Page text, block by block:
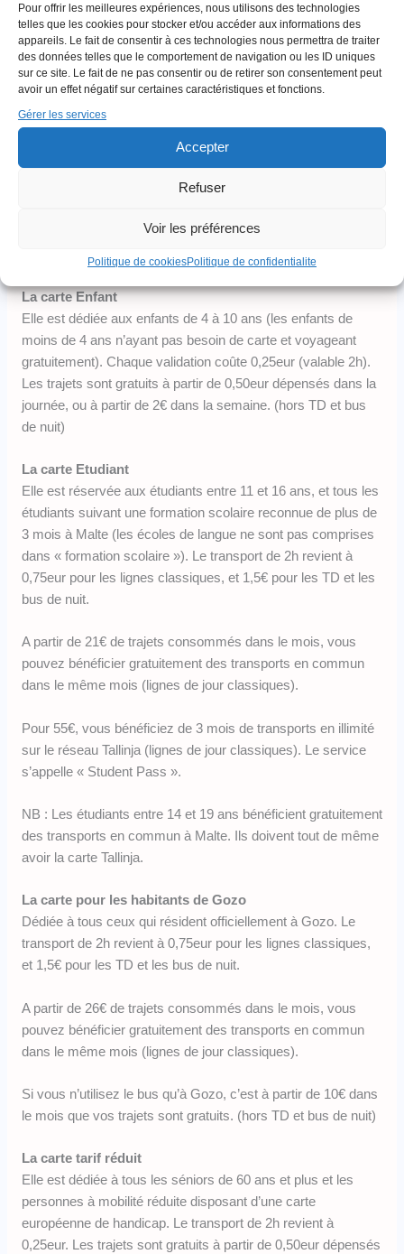
Pour offrir les meilleures expériences, nous utilisons des technologies
telles que les cookies pour stocker et/ou accéder aux informations des
appareils. Le fait de consentir à ces technologies nous permettra de traiter
des données telles que le comportement de navigation ou les ID uniques
sur ce site. Le fait de ne pas consentir ou de retirer son consentement peut
avoir un effet négatif sur certaines caractéristiques et fonctions.
Gérer les services
Accepter
Refuser
Voir les préférences
Politique de cookiesPolitique de confidentialite
NB : Vous pouvez mettre en place un virement permanent
pour ne plus vous soucier d’avoir à recharger vous-même
votre carte.
Elle est dédiée à tous les adultes entre 17 et 59 ans. Le
transport de 2h revient à 0,75eur pour les lignes classiques,
et 1,5€ pour les TD et les bus de nuit.
pouvez bénéficier gratuitement des transports en commun
dans le même mois (lignes de jour classiques).
La carte Enfant
Elle est dédiée aux enfants de 4 à 10 ans (les enfants de
moins de 4 ans n’ayant pas besoin de carte et voyageant
gratuitement). Chaque validation coûte 0,25eur (valable 2h).
Les trajets sont gratuits à partir de 0,50eur dépensés dans la
journée, ou à partir de 2€ dans la semaine. (hors TD et bus
de nuit)
La carte Etudiant
Elle est réservée aux étudiants entre 11 et 16 ans, et tous les
étudiants suivant une formation scolaire reconnue de plus de
3 mois à Malte (les écoles de langue ne sont pas comprises
dans « formation scolaire »). Le transport de 2h revient à
0,75eur pour les lignes classiques, et 1,5€ pour les TD et les
bus de nuit.
A partir de 21€ de trajets consommés dans le mois, vous
pouvez bénéficier gratuitement des transports en commun
dans le même mois (lignes de jour classiques).
Pour 55€, vous bénéficiez de 3 mois de transports en illimité
sur le réseau Tallinja (lignes de jour classiques). Le service
s’appelle « Student Pass ».
NB : Les étudiants entre 14 et 19 ans bénéficient gratuitement
des transports en commun à Malte. Ils doivent tout de même
avoir la carte Tallinja.
La carte pour les habitants de Gozo
Dédiée à tous ceux qui résident officiellement à Gozo. Le
transport de 2h revient à 0,75eur pour les lignes classiques,
et 1,5€ pour les TD et les bus de nuit.
A partir de 26€ de trajets consommés dans le mois, vous
pouvez bénéficier gratuitement des transports en commun
dans le même mois (lignes de jour classiques).
Si vous n’utilisez le bus qu’à Gozo, c’est à partir de 10€ dans
le mois que vos trajets sont gratuits. (hors TD et bus de nuit)
La carte tarif réduit
Elle est dédiée à tous les séniors de 60 ans et plus et les
personnes à mobilité réduite disposant d’une carte
européenne de handicap. Le transport de 2h revient à
0,25eur. Les trajets sont gratuits à partir de 0,50eur dépensés